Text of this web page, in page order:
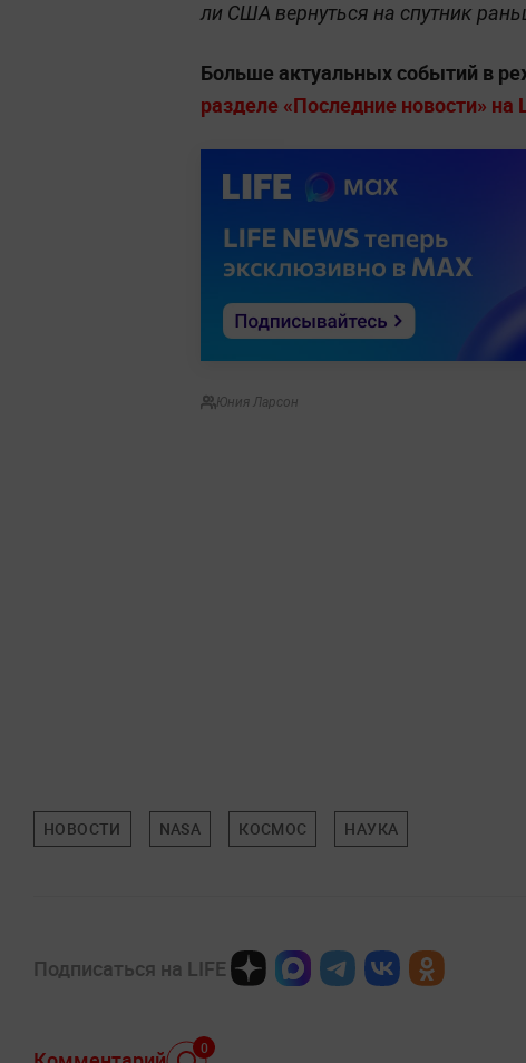
ли США вернуться на спутник
Больше актуальных событий в
разделе «Последние новости» на
Юния Ларсон
НОВОСТИ NASA КОСМОС НАУКА
Подписаться на LIFE
0